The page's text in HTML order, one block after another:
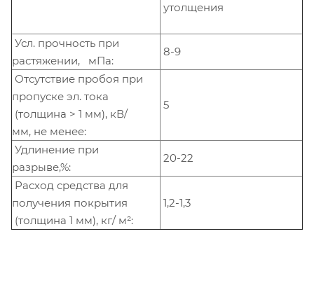
утолщения
Усл. прочность при
растяжении, мПа:
8-9
Отсутствие пробоя при
пропуске эл. тока
(толщина > 1 мм), кВ/
мм, не менее:
5
Удлинение при
разрыве,%:
20-22
Расход средства для
получения покрытия
(толщина 1 мм), кг/ м²:
1,2-1,3